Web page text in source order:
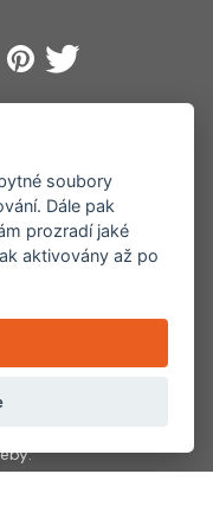
Rehabilitační ordinace
2. místo – 2017/2019
3. místo – 2018
s.r.o.
obsahu či jeho částí
článků,
souhlasu FYZIOklinika
trestné.
soubory
Dále pak
prozradí jaké
aktivovány až po